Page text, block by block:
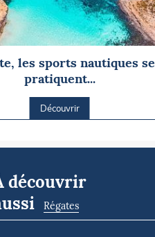
les sports nautiques se
pratiquent...
Découvrir
découvrir
Régates